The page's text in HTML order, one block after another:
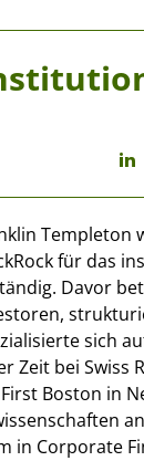
Templeton
für das
Davor
sich
Zeit bei Swiss
Boston in
in Corporate